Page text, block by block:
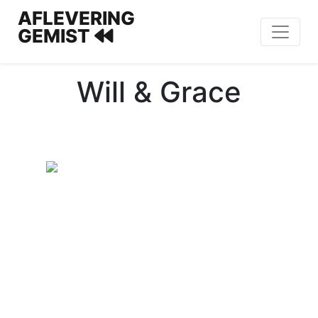
AFLEVERING
GEMIST
Will & Grace